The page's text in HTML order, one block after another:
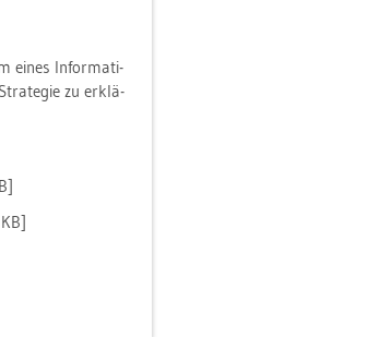
eines In­for­ma­ti­
zu er­klä­